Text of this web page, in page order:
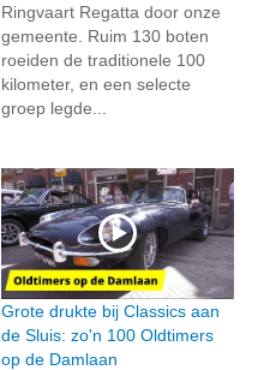
Ringvaart Regatta door onze
gemeente. Ruim 130 boten
roeiden de traditionele 100
kilometer, en een selecte
groep legde...
Grote drukte bij Classics aan
de Sluis: zo'n 100 Oldtimers
op de Damlaan